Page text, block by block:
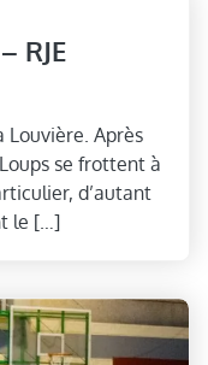
RJE
Louvière. Après
se frottent à
d’autant
le […]